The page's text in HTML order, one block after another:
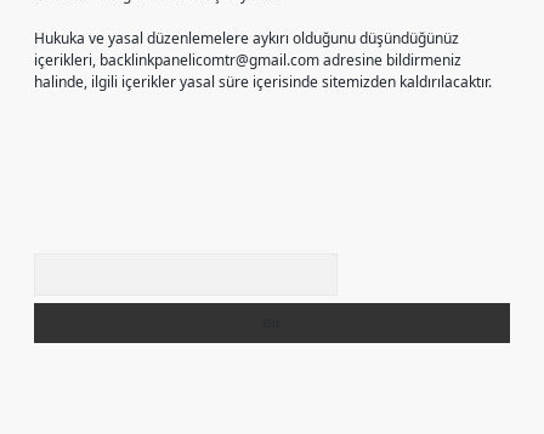
Hukuka ve yasal düzenlemelere aykırı olduğunu düşündüğünüz
içerikleri, backlinkpanelicomtr@gmail.comadresine bildirmeniz
halinde, ilgili içerikler yasal süre içerisinde sitemizden kaldırılacaktır.